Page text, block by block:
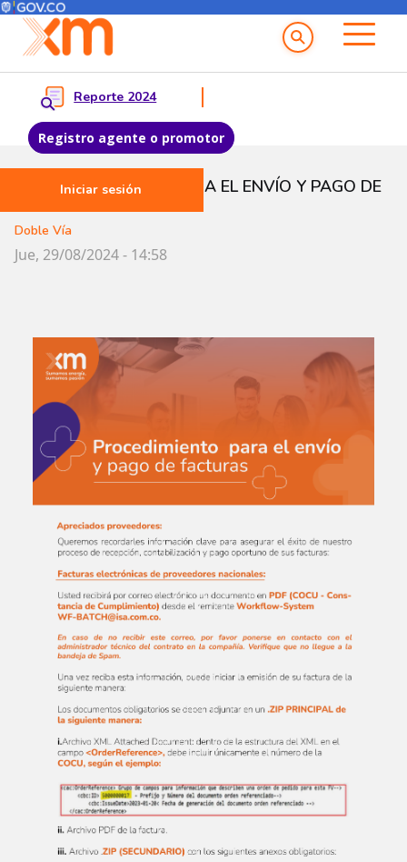
Pasar al contenido principal
Menú del Usuario
Reporte 2024
Registro agente o promotor
Iniciar sesión
Menu principal
PROCEDIMIENTO PARA EL ENVÍO Y PAGO DE
Doble Vía
Jue, 29/08/2024 - 14:58